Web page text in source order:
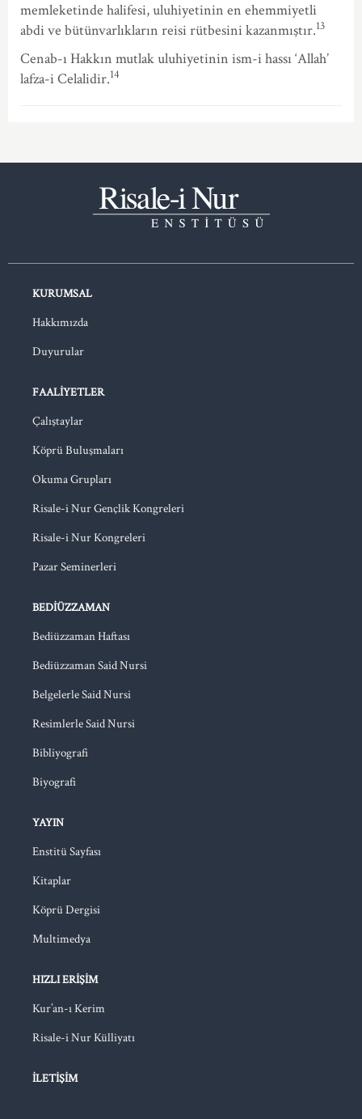
memleketinde halifesi, uluhiyetinin en ehemmiyetli
abdi ve bütünvarlıkların reisi rütbesini kazanmıştır.13
Cenab-ı Hakkın mutlak uluhiyetinin ism-i hassı ‘Allah’
lafza-i Celalidir.14
KURUMSAL
Hakkımızda
Duyurular
FAALIYETLER
Çalıştaylar
Köprü Buluşmaları
Okuma Grupları
Risale-i Nur Gençlik Kongreleri
Risale-i Nur Kongreleri
Pazar Seminerleri
BEDIÜZZAMAN
Bediüzzaman Haftası
Bediüzzaman Said Nursi
Belgelerle Said Nursi
Resimlerle Said Nursi
Bibliyografi
Biyografi
YAYIN
Enstitü Sayfası
Kitaplar
Köprü Dergisi
Multimedya
HIZLI ERIŞIM
Kur’an-ı Kerim
Risale-i Nur Külliyatı
İLETIŞIM